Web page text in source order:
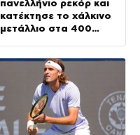
πανελλήνιο ρεκόρ και
κατέκτησε το χάλκινο
μετάλλιο στα 400
πρωτάθλημα Κ20